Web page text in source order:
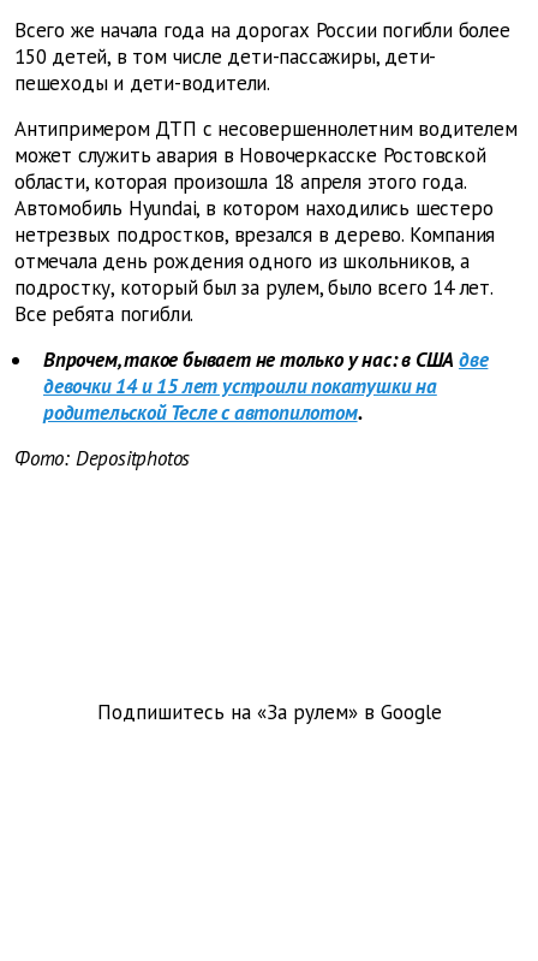
Всего же начала года на дорогах России погибли более
150 детей, в том числе дети-пассажиры, дети-
пешеходы и дети-водители.
Антипримером ДТП с несовершеннолетним водителем
может служить авария в Новочеркасске Ростовской
области, которая произошла 18 апреля этого года.
Автомобиль Hyundai, в котором находились шестеро
нетрезвых подростков, врезался в дерево. Компания
отмечала день рождения одного из школьников, а
подростку, который был за рулем, было всего 14 лет.
Все ребята погибли.
Впрочем, такое бывает не только у нас: в США две
девочки 14 и 15 лет устроили покатушки на
родительской Тесле с автопилотом.
Фото: Depositphotos
Подпишитесь на «За рулем» в Google